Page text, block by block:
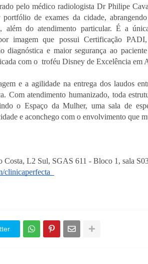
pelo médico radiologista Dr Philipe
de exames da cidade,
além do atendimento particular. É a
imagem que possui Certificação
diagnóstica e maior segurança ao
com o  troféu Disney de Excelência em
e a agilidade na entrega dos laudos
Com atendimento humanizado, toda
o Espaço da Mulher, uma sala de
e aconchego com o envolvimento que
Costa, L2 Sul, SGAS 611 - Bloco 1, sala